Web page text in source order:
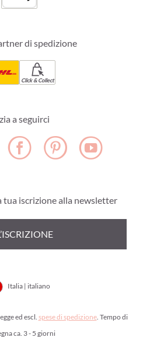
di spedizione
Click & Collect
a seguirci
tua iscrizione alla newsletter
Italia | italiano
ed escl. spese di spedizione. Tempo di
ca. 3 - 5 giorni